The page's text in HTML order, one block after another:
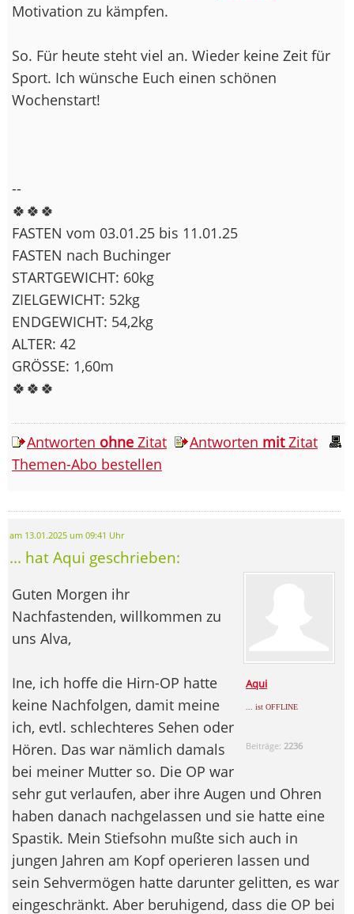
Motivation zu kämpfen.
So. Für heute steht viel an. Wieder keine Zeit für
Sport. Ich wünsche Euch einen schönen
Wochenstart!
--
🍀🍀🍀
FASTEN vom 03.01.25 bis 11.01.25
FASTEN nach Buchinger
STARTGEWICHT: 60kg
ZIELGEWICHT: 52kg
ENDGEWICHT: 54,2kg
ALTER: 42
GRÖSSE: 1,60m
🍀🍀🍀
Antworten ohne Zitat Antworten mitZitat
Themen-Abo bestellen
am 13.01.2025 um 09:41 Uhr
... hat Aqui geschrieben:
Aqui
... ist OFFLINE
Beiträge: 2236
Guten Morgen ihr
Nachfastenden, willkommen zu
uns Alva,
Ine, ich hoffe die Hirn-OP hatte
keine Nachfolgen, damit meine
ich, evtl. schlechteres Sehen oder
Hören. Das war nämlich damals
bei meiner Mutter so. Die OP war
sehr gut verlaufen, aber ihre Augen und Ohren
haben danach nachgelassen und sie hatte eine
Spastik. Mein Stiefsohn mußte sich auch in
jungen Jahren am Kopf operieren lassen und
sein Sehvermögen hatte darunter gelitten, es war
eingeschränkt. Aber beruhigend, dass die OP bei